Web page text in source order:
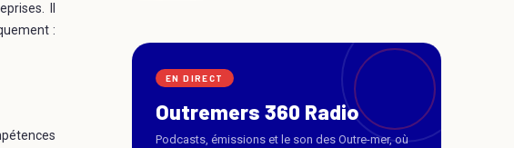
Il
:
EN DIRECT
Outremers 360 Radio
Podcasts, émissions et le son des Outre-mer, où